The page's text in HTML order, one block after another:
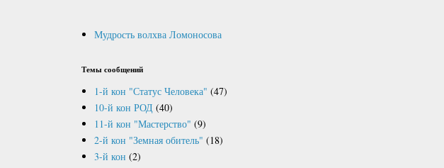
Мудрость волхва Ломоносова
Темы сообщений
1-й кон "Статус Человека" (47)
10-й кон РОД (40)
11-й кон "Мастерство" (9)
2-й кон "Земная обитель" (18)
3-й кон (2)